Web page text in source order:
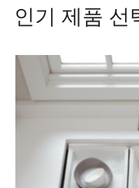
인기 제품 선